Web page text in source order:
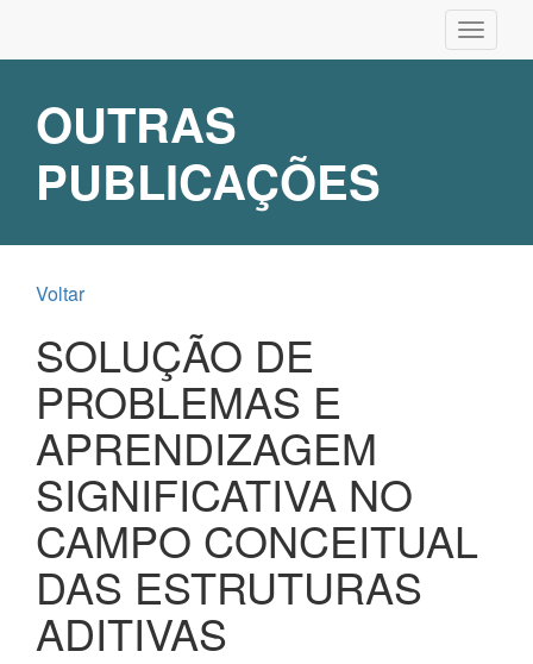
o
principal
Toggle
OUTRAS
PUBLICAÇÕES
Voltar
SOLUÇÃO DE
PROBLEMAS E
APRENDIZAGEM
SIGNIFICATIVA NO
CAMPO CONCEITUAL
DAS ESTRUTURAS
ADITIVAS